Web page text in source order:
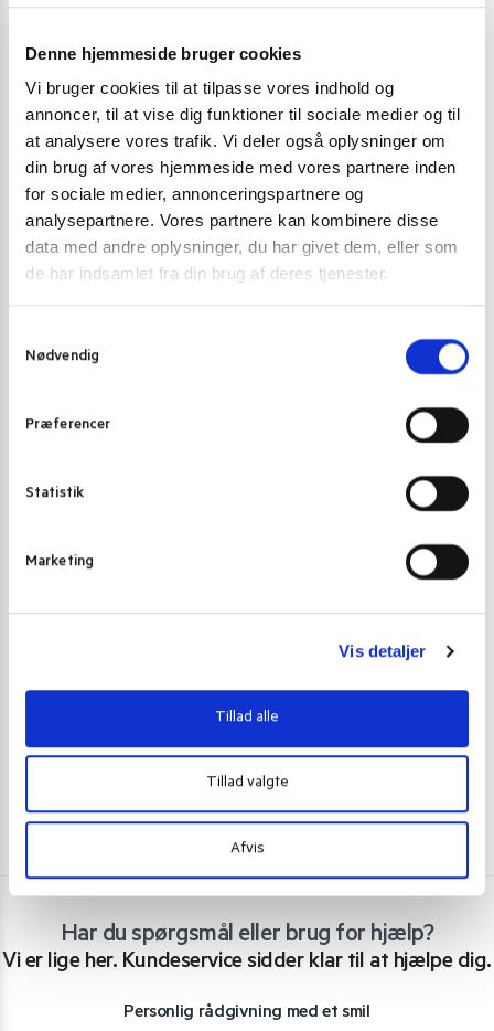
Denne hjemmeside bruger cookies
Vi bruger cookies til at tilpasse vores indhold og
annoncer, til at vise dig funktioner til sociale medier og til
at analysere vores trafik. Vi deler også oplysninger om
din brug af vores hjemmeside med vores partnere inden
for sociale medier, annonceringspartnere og
analysepartnere. Vores partnere kan kombinere disse
data med andre oplysninger, du har givet dem, eller som
de har indsamlet fra din brug af deres tjenester.
Nødvendig
Præferencer
Statistik
Marketing
Vis detaljer
Tillad alle
Tillad valgte
Afvis
Kategori: Sriracha Chilisauce og andre chili saucer
Gode alternativer til dette produkt
Tilføj til kurv
POPULÆR
Har du spørgsmål eller brug for hjælp?
Vi er lige her. Kundeservice sidder klar til at hjælpe dig.
Personlig rådgivning med et smil